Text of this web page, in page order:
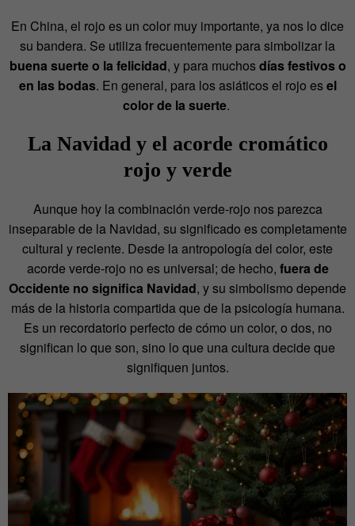
En China, el rojo es un color muy importante, ya nos lo dice
su bandera. Se utiliza frecuentemente para simbolizar la
buena suerte o la felicidad, y para muchosdías festivos o
en las bodas. En general, para los asiáticos el rojo esel
color de la suerte.
La Navidad y el acorde cromático
rojo y verde
Aunque hoy la combinación verde-rojo nos parezca
inseparable de la Navidad, su significado es completamente
cultural y reciente. Desde la antropología del color, este
acorde verde-rojo no es universal; de hecho, fuera de
Occidente no significa Navidad, y su simbolismo depende
más de la historia compartida que de la psicología humana.
Es un recordatorio perfecto de cómo un color, o dos, no
significan lo que son, sino lo que una cultura decide que
signifiquen juntos.